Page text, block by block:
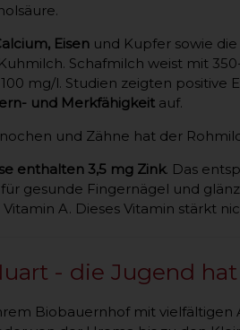
Eisen und Kupfer sowie die
Schafmilch weist mit
mg/l. Studien zeigten
und Merkfähigkeit auf.
und Zähne hat der
enthalten 3,5 mg Zink. Das
gesunde Fingernägel und
Vitamin A. Dieses Vitamin stärkt
- die Jugend
Biobauernhof mit